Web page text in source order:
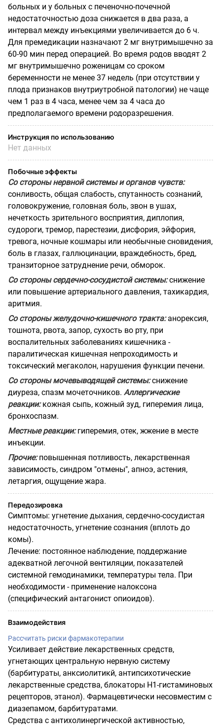
больных и у больных с печеночно-почечной
недостаточностью доза снижается в два раза, а
интервал между инъекциями увеличивается до 6 ч.
Для премедикации назначают 2 мг внутримышечно за
60-90 мин перед операцией. Во время родов вводят 2
мг внутримышечно роженицам со сроком
беременности не менее 37 недель (при отсутствии у
плода признаков внутриутробной патологии) не чаще
чем 1 раз в 4 часа, менее чем за 4 часа до
предполагаемого времени родоразрешения.
Инструкция по использованию
Нет данных
Побочные эффекты
Со стороны нервной системы и органов чувств:
сонливость, общая слабость, спутанность сознаний,
головокружение, головная боль, звон в ушах,
нечеткость зрительного восприятия, диплопия,
судороги, тремор, парестезии, дисфория, эйфория,
тревога, ночные кошмары или необычные сновидения,
боль в глазах, галлюцинации, враждебность, бред,
транзиторное затруднение речи, обморок.
Со стороны сердечно-сосудистой системы:снижение
или повышение артериального давления, тахикардия,
аритмия.
Со стороны желудочно-кишечного тракта:анорексия,
тошнота, рвота, запор, сухость во рту, при
воспалительных заболеваниях кишечника -
паралитическая кишечная непроходимость и
токсический мегаколон, нарушения функции печени.
Со стороны мочевыводящей системы:снижение
диуреза, спазм мочеточников. Аллергические
реакции:кожная сыпь, кожный зуд, гиперемия лица,
бронхоспазм.
Местные реакции:гиперемия, отек, жжение в месте
инъекции.
Прочие:повышенная потливость, лекарственная
зависимость, синдром "отмены", апноэ, астения,
летаргия, ощущение жара.
Передозировка
Симптомы: угнетение дыхания, сердечно-сосудистая
недостаточность, угнетение сознания (вплоть до
комы).
Лечение: постоянное наблюдение, поддержание
адекватной легочной вентиляции, показателей
системной гемодинамики, температуры тела. При
необходимости - применение налоксона
(специфический антагонист опиоидов).
Взаимодействия
Рассчитать риски фармакотерапии
Усиливает действие лекарственных средств,
угнетающих центральную нервную систему
(барбитураты, анксиолитикй, антипсихотические
лекарственные средства, блокаторы Н1-гистаминовых
рецепторов, этанол). Фармацевтически несовместим с
диазепамом, барбитуратами.
Средства с антихолинергической активностью,